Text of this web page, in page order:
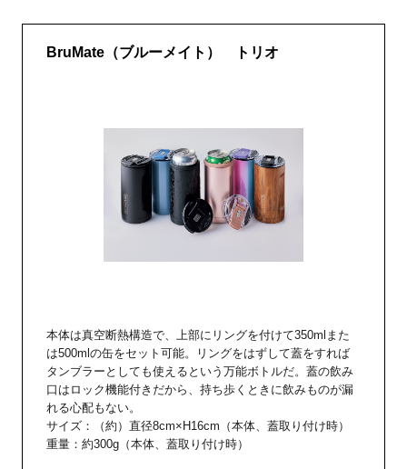
BruMate（ブルーメイト） トリオ
本体は真空断熱構造で、上部にリングを付けて350mlまた
は500mlの缶をセット可能。リングをはずして蓋をすれば
タンブラーとしても使えるという万能ボトルだ。蓋の飲み
口はロック機能付きだから、持ち歩くときに飲みものが漏
れる心配もない。
サイズ：（約）直径8cm×H16cm（本体、蓋取り付け時）
重量：約300g（本体、蓋取り付け時）